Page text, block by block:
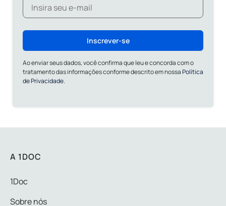
Inscrever-se
Ao enviar seus dados, você confirma que leu e concorda com o
tratamento das informações conforme descrito em nossaPolítica
de Privacidade.
A 1DOC
1Doc
Sobre nós